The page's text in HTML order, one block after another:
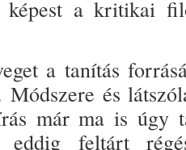
képest a kritikai
a tanítás
és
már ma is úgy
feltárt